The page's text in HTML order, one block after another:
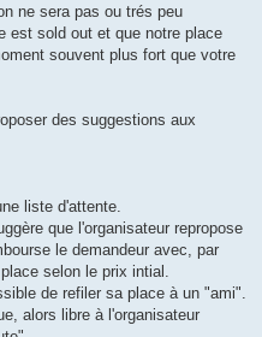
ne sera pas ou trés peu
est sold out et que notre place
souvent plus fort que votre
des suggestions aux
liste d'attente.
que l'organisateur repropose
le demandeur avec, par
selon le prix intial.
de refiler sa place à un "ami".
alors libre à l'organisateur